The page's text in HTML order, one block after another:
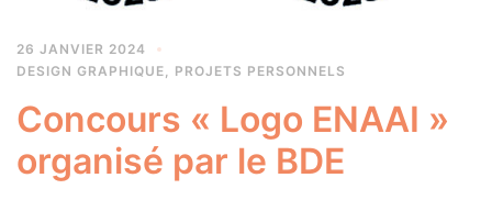
26 JANVIER 2024
DESIGN GRAPHIQUE
PROJETS PERSONNELS
Concours « Logo ENAAI »
organisé par le BDE